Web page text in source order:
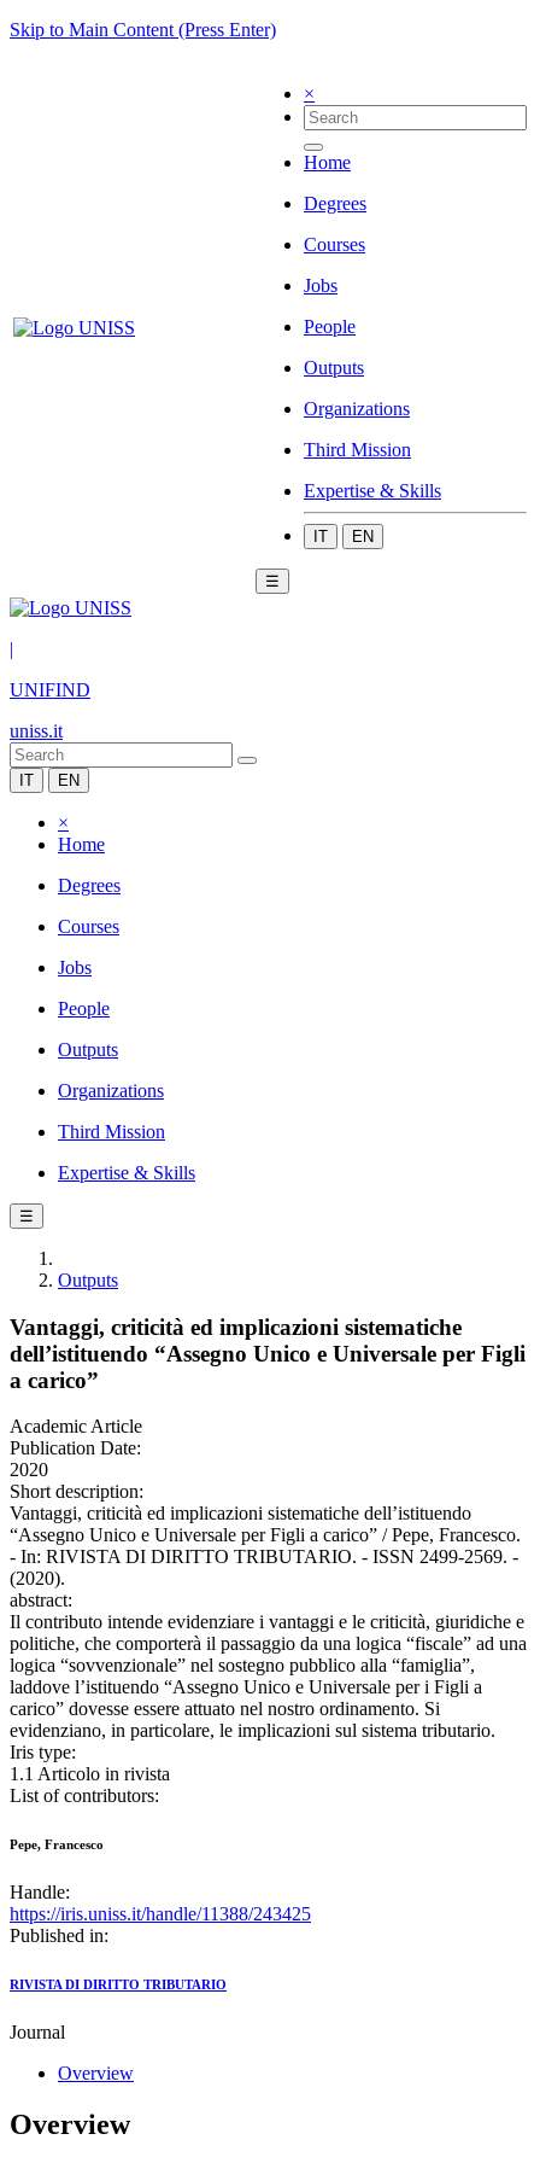
Skip to Main Content (Press Enter)
×
Home
Degrees
Courses
Jobs
People
Outputs
Organizations
Third Mission
Expertise & Skills
IT EN
☰
|
UNIFIND
uniss.it
IT EN
×
Home
Degrees
Courses
Jobs
People
Outputs
Organizations
Third Mission
Expertise & Skills
☰
Outputs
Vantaggi, criticità ed implicazioni sistematiche
dell’istituendo “Assegno Unico e Universale per Figli
a carico”
Academic Article
Publication Date:
2020
Short description:
Vantaggi, criticità ed implicazioni sistematiche dell’istituendo
“Assegno Unico e Universale per Figli a carico” / Pepe, Francesco.
- In: RIVISTA DI DIRITTO TRIBUTARIO. - ISSN 2499-2569. -
(2020).
abstract:
Il contributo intende evidenziare i vantaggi e le criticità, giuridiche e
politiche, che comporterà il passaggio da una logica “fiscale” ad una
logica “sovvenzionale” nel sostegno pubblico alla “famiglia”,
laddove l’istituendo “Assegno Unico e Universale per i Figli a
carico” dovesse essere attuato nel nostro ordinamento. Si
evidenziano, in particolare, le implicazioni sul sistema tributario.
Iris type:
1.1 Articolo in rivista
List of contributors:
Pepe, Francesco
Handle:
https://iris.uniss.it/handle/11388/243425
Published in:
RIVISTA DI DIRITTO TRIBUTARIO
Journal
Overview
Overview